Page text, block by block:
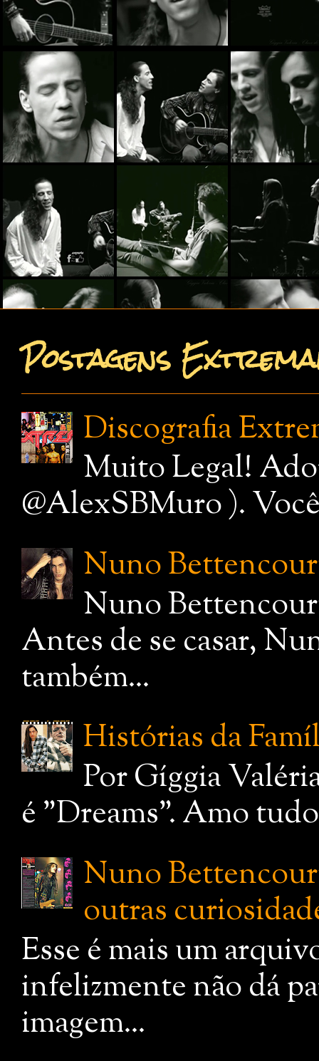
Postagens
Discografia
Muito Legal!
@AlexSBMuro ).
Nuno
Nuno
Antes de se casar,
também...
Histórias da
Por Gíggia
é "Dreams". Amo
Nuno
outras
Esse é mais um
infelizmente não dá
imagem...